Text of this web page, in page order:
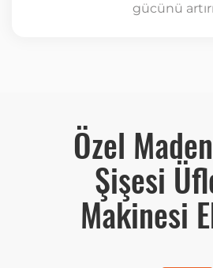
gücünü
Özel
Şişesi
Makinesi